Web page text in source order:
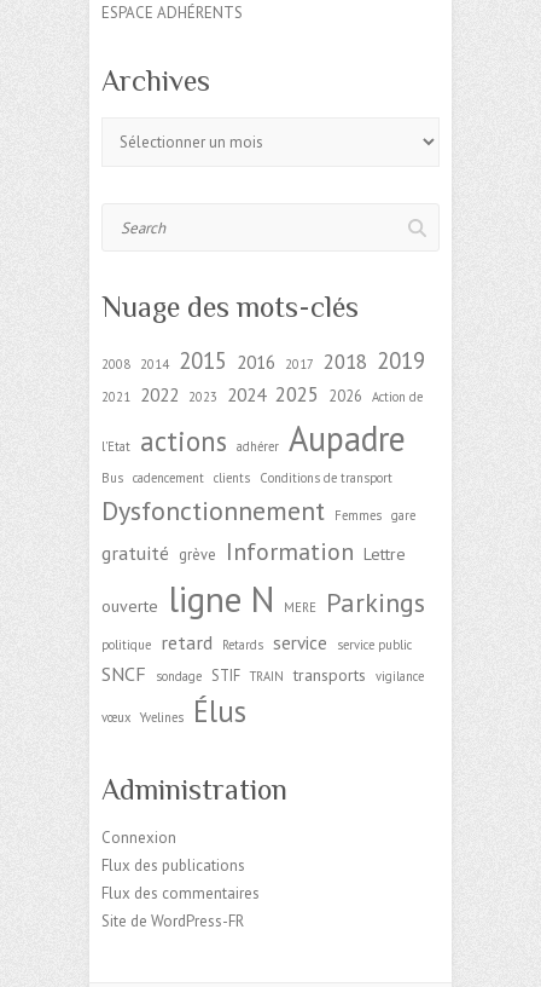
ESPACE ADHÉRENTS
Archives
Nuage des mots-clés
2008 2014 2015 2016 2017 2018 2019
2021 2022 2023 2024 2025 2026 Action de
l'Etat actions adhérer Aupadre
Bus cadencement clients Conditions de transport
Dysfonctionnement Femmes gare
gratuité grève Information Lettre
ouverte ligne N MERE Parkings
politique retard Retards service service public
SNCF sondage STIF TRAIN transports vigilance
vœux Yvelines Élus
Administration
Connexion
Flux des publications
Flux des commentaires
Site de WordPress-FR